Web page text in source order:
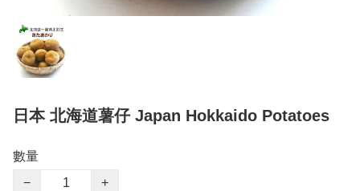
日本 北海道薯仔 Japan Hokkaido Potatoes
數量
−
+